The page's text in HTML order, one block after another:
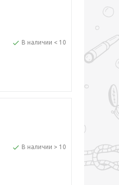
В наличии < 10
В наличии > 10